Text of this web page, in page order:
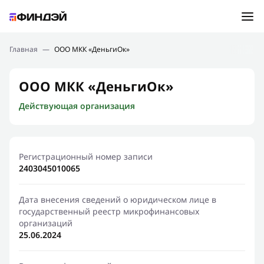
Подбор займа
Новости
Финансовое просвещение
Главная — ООО МКК «ДеньгиОк»
ООО МКК «ДеньгиОк»
Действующая организация
Регистрационный номер записи
2403045010065
Дата внесения сведений о юридическом лице в
государственный реестр микрофинансовых
организаций
25.06.2024
Ошибка:Контактная форма не найдена.
Спасибо, что написали нам
Мы свяжемся с Вами в ближайшее время и сообщим
результат
Отправить новый запрос